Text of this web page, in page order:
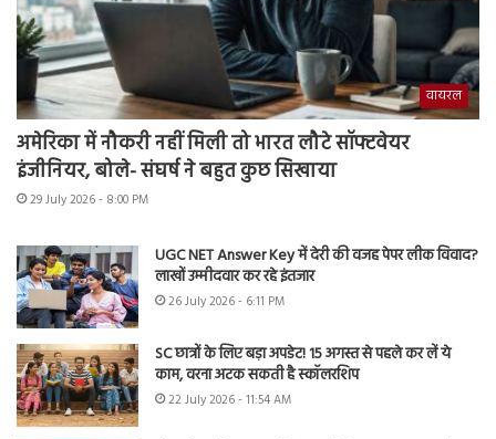
वायरल
अमेरिका में नौकरी नहीं मिली तो भारत लौटे सॉफ्टवेयर
इंजीनियर, बोले- संघर्ष ने बहुत कुछ सिखाया
29 July 2026 - 8:00 PM
UGC NET Answer Key में देरी की वजह पेपर लीक विवाद?
लाखों उम्मीदवार कर रहे इंतजार
26 July 2026 - 6:11 PM
SC छात्रों के लिए बड़ा अपडेट! 15 अगस्त से पहले कर लें ये
काम, वरना अटक सकती है स्कॉलरशिप
22 July 2026 - 11:54 AM